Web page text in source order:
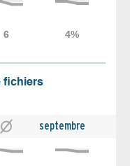
fichiers
septembre